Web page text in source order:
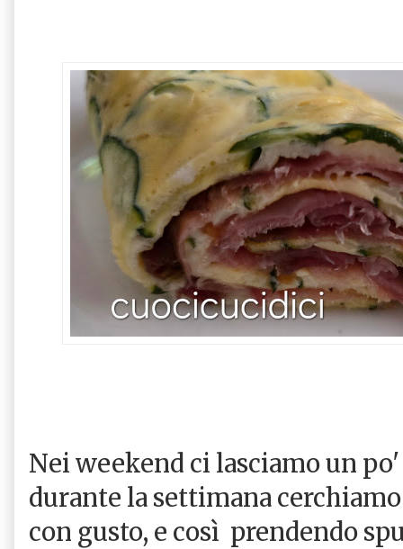
Nei weekend ci lasciamo un po'
durante la settimana
con gusto, e così prendendo